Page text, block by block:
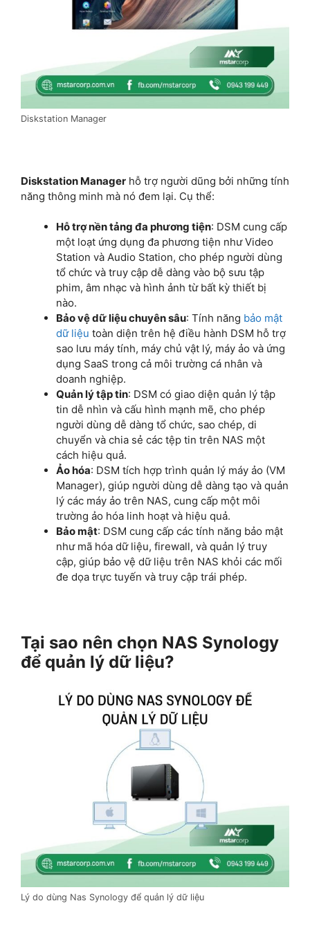
Diskstation Manager
Diskstation Manager hỗ trợ người dũng bởi những tính
năng thông minh mà nó đem lại. Cụ thể:
Hỗ trợ nền tảng đa phương tiện: DSM cung cấp
một loạt ứng dụng đa phương tiện như Video
Station và Audio Station, cho phép người dùng
tổ chức và truy cập dễ dàng vào bộ sưu tập
phim, âm nhạc và hình ảnh từ bất kỳ thiết bị
nào.
Bảo vệ dữ liệu chuyên sâu: Tính năng bảo mật
dữ liệu toàn diện trên hệ điều hành DSM hỗ trợ
sao lưu máy tính, máy chủ vật lý, máy ảo và ứng
dụng SaaS trong cả môi trường cá nhân và
doanh nghiệp.
Quản lý tập tin: DSM có giao diện quản lý tập
tin dễ nhìn và cấu hình mạnh mẽ, cho phép
người dùng dễ dàng tổ chức, sao chép, di
chuyển và chia sẻ các tệp tin trên NAS một
cách hiệu quả.
Ảo hóa: DSM tích hợp trình quản lý máy ảo (VM
Manager), giúp người dùng dễ dàng tạo và quản
lý các máy ảo trên NAS, cung cấp một môi
trường ảo hóa linh hoạt và hiệu quả.
Bảo mật: DSM cung cấp các tính năng bảo mật
như mã hóa dữ liệu, firewall, và quản lý truy
cập, giúp bảo vệ dữ liệu trên NAS khỏi các mối
đe dọa trực tuyến và truy cập trái phép.
Tại sao nên chọn NAS Synology
để quản lý dữ liệu?
Lý do dùng Nas Synology để quản lý dữ liệu